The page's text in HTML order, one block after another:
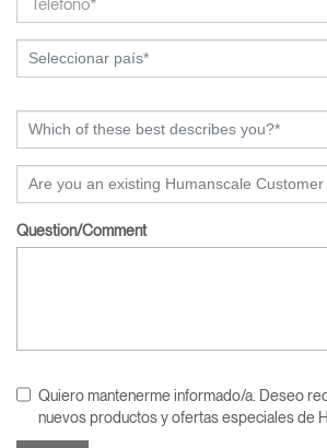
Seleccionar país*
Which of these best describes you?*
Are you an existing Humanscale
Question/Comment
Quiero mantenerme informado/a. Deseo
nuevos productos y ofertas especiales de